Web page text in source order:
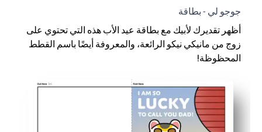
جوجو لي - بطاقة
أظهر تقديرك لأبيك مع بطاقة عيد الأب هذه التي تحتوي على
زوج من مانيكي نيكو الرائعة، والمعروفة أيضًا باسم القطط
المحظوظة!